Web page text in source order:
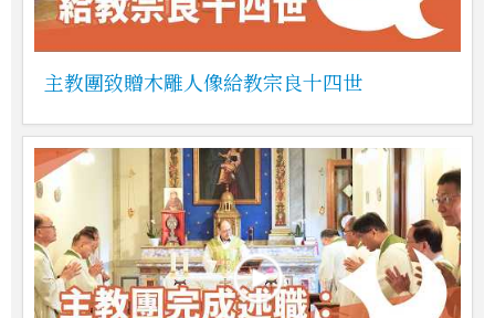
主教團致贈木雕人像給教宗良十四世